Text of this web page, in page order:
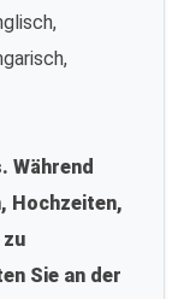
Während
Hochzeiten,
Sie an der